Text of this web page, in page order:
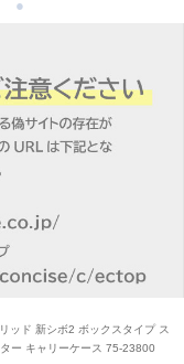
ッド 新シボ2 ボックスタイプ ス
ー キャリーケース 75-23800